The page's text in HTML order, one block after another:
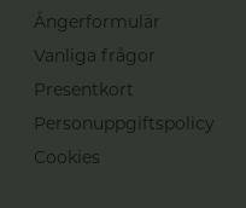
Ångerformulär
Vanliga frågor
Presentkort
Personuppgiftspolicy
Cookies